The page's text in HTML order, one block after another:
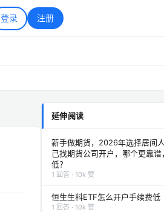
登录 注册
延伸阅读
新手做期货，2026年选择居间
己找期货公司开户，哪个更靠谱
低？
1 回答 · 10k 赞
恒生生科ETF怎么开户手续费低
1 回答 · 10k 赞